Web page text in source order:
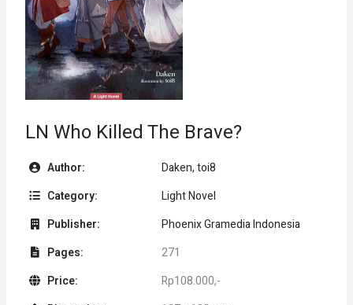
LN Who Killed The Brave?
Author:
Daken, toi8
Category:
Light Novel
Publisher:
Phoenix Gramedia Indonesia
Pages:
271
Price:
Rp108.000,-